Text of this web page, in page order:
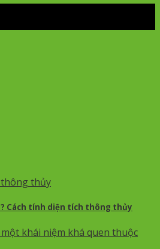
Cách tính diện tích thông thủy
khái niệm khá quen thuộc